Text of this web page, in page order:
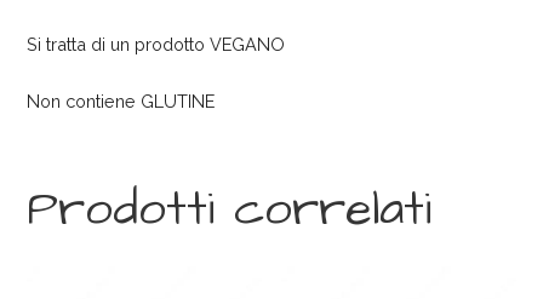
Si tratta di un prodotto VEGANO
Non contiene GLUTINE
Prodotti correlati